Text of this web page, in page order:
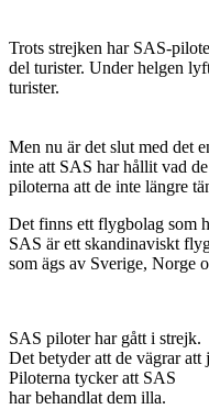
Trots strejken har SAS-
del turister. Under helgen
turister.
Men nu är det slut med det
inte att SAS har hållit vad
piloterna att de inte längre
Det finns ett flygbolag som
SAS är ett skandinaviskt
som ägs av Sverige, Norge
SAS piloter har gått i strejk.
Det betyder att de vägrar att
Piloterna tycker att SAS
har behandlat dem illa.